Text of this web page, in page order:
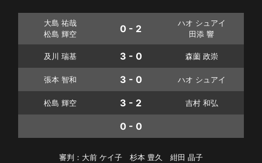
大島 祐哉
松島 輝空
0 - 2
ハオ シュアイ
田添 響
及川 瑞基 3 - 0 森薗 政崇
張本 智和 3 - 0 ハオ シュアイ
松島 輝空 3 - 2 吉村 和弘
0 - 0
審判：大前 ケイ子 杉本 豊久 紺田 晶子